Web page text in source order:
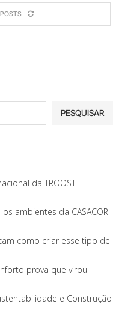
PESQUISAR
da TROOST +
ambientes da CASACOR
como criar esse tipo de
prova que virou
e Construção